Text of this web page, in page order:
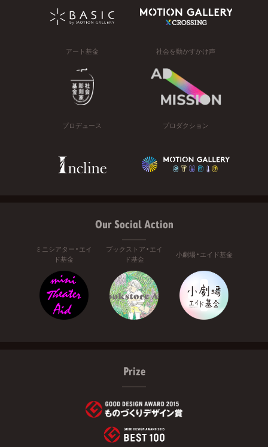
アート基金 社会を動かすかけ声
プロデュース プロダクション
Our Social Action
ミニシアター・エイ
ド基金
ブックストア・エイ
ド基金
小劇場・エイド基金
Prize